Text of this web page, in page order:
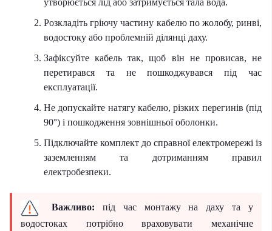
Розкладіть гріючу частину кабелю по жолобу, ринві,
водостоку або проблемній ділянці даху.
Зафіксуйте кабель так, щоб він не провисав, не
перетирався та не пошкоджувався під час
експлуатації.
Не допускайте натягу кабелю, різких перегинів (під
90°) і пошкодження зовнішньої оболонки.
Підключайте комплект до справної електромережі із
заземленням та дотриманням правил
електробезпеки.
Важливо: під час монтажу на даху та у
водостоках потрібно враховувати механічне